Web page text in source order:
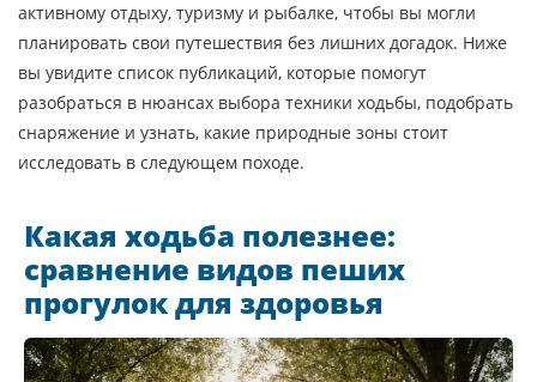
активному отдыху, туризму и рыбалке, чтобы вы могли
планировать свои путешествия без лишних догадок. Ниже
вы увидите список публикаций, которые помогут
разобраться в нюансах выбора техники ходьбы, подобрать
снаряжение и узнать, какие природные зоны стоит
исследовать в следующем походе.
Какая ходьба полезнее:
сравнение видов пеших
прогулок для здоровья